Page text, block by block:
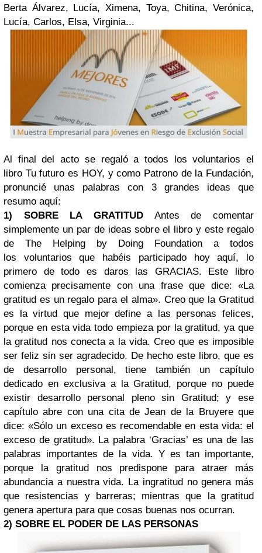
Berta Álvarez, Lucía, Ximena, Toya, Chitina, Verónica,
Lucía, Carlos, Elsa, Virginia...
Al final del acto se regaló a todos los voluntarios el
libro Tu futuro es HOY, y como Patrono de la Fundación,
pronuncié unas palabras con 3 grandes ideas que
resumo aquí:
1) SOBRE LA GRATITUD Antes de comentar
simplemente un par de ideas sobre el libro y este regalo
de The Helping by Doing Foundation a todos
los voluntarios que habéis participado hoy aquí, lo
primero de todo es daros las GRACIAS. Este libro
comienza precisamente con una frase que dice: «La
gratitud es un regalo para el alma». Creo que la Gratitud
es la virtud que mejor define a las personas felices,
porque en esta vida todo empieza por la gratitud, ya que
la gratitud nos conecta a la vida. Creo que es imposible
ser feliz sin ser agradecido. De hecho este libro, que es
de desarrollo personal, tiene también un capítulo
dedicado en exclusiva a la Gratitud, porque no puede
existir desarrollo personal pleno sin Gratitud; y ese
capítulo abre con una cita de Jean de la Bruyere que
dice: «Sólo un exceso es recomendable en esta vida: el
exceso de gratitud». La palabra ‘Gracias’ es una de las
palabras importantes de la vida. Y es tan importante,
porque la gratitud nos predispone para atraer más
abundancia a nuestra vida. La ingratitud no genera más
que resistencias y barreras; mientras que la gratitud
genera apertura para que cosas buenas nos ocurran.
2) SOBRE EL PODER DE LAS PERSONAS